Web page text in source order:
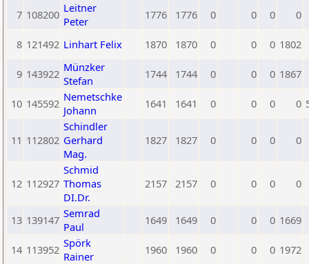
7 108200 Leitner
Peter
1776 1776 0 0 0 0
8 121492 Linhart Felix 1870 1870 0 0 0 1802
9 143922 Münzker
Stefan
1744 1744 0 0 0 1867
10 145592 Nemetschke
Johann
1641 1641 0 0 0 0
11 112802
Schindler
Gerhard
Mag.
1827 1827 0 0 0 0
12 112927
Schmid
Thomas
DI.Dr.
2157 2157 0 0 0 0
13 139147 Semrad
Paul
1649 1649 0 0 0 1669
14 113952 Spörk
Rainer
1960 1960 0 0 0 1972